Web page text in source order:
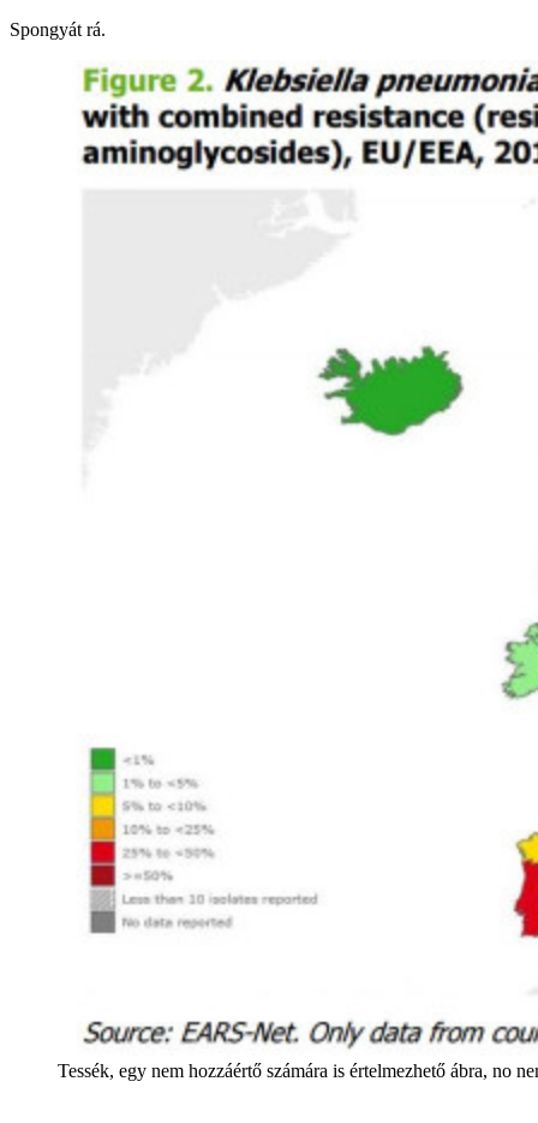
Spongyát rá.
Tessék, egy nem hozzáértő számára is értelmezhető ábra, no